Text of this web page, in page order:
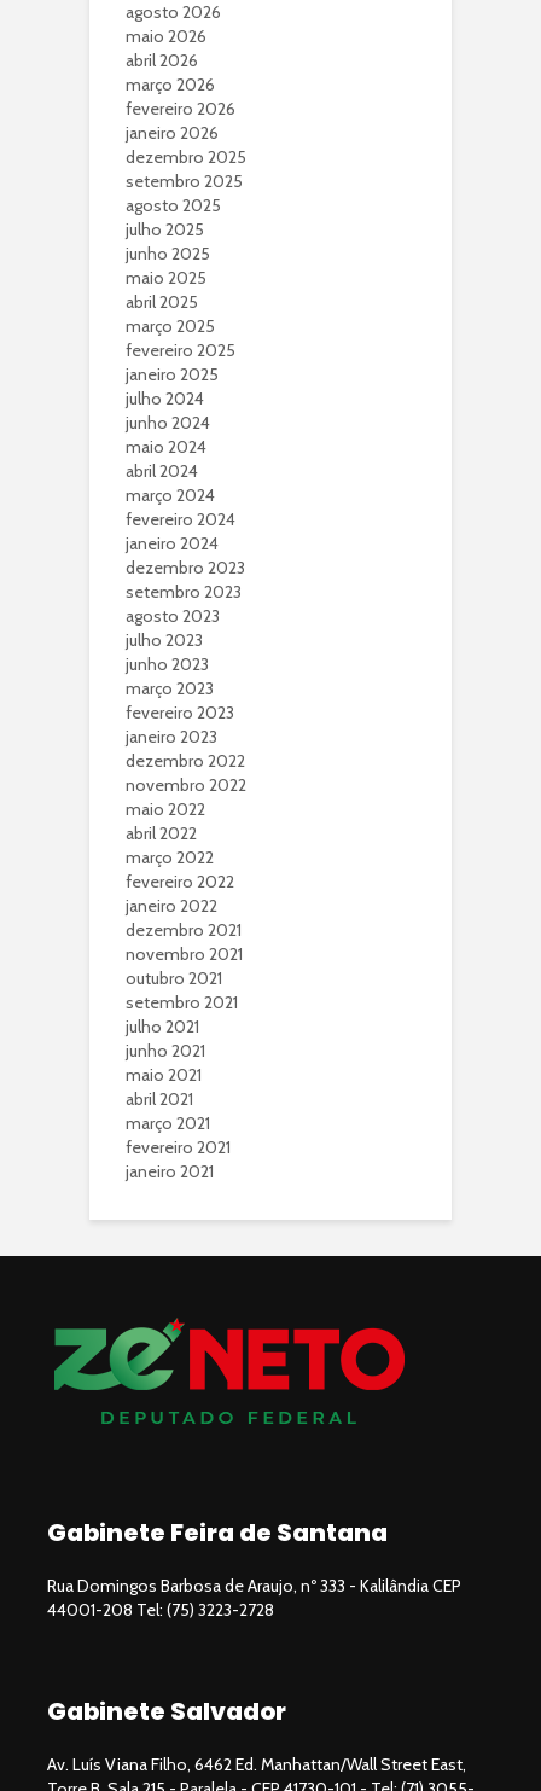
agosto 2026
maio 2026
abril 2026
março 2026
fevereiro 2026
janeiro 2026
dezembro 2025
setembro 2025
agosto 2025
julho 2025
junho 2025
maio 2025
abril 2025
março 2025
fevereiro 2025
janeiro 2025
julho 2024
junho 2024
maio 2024
abril 2024
março 2024
fevereiro 2024
janeiro 2024
dezembro 2023
setembro 2023
agosto 2023
julho 2023
junho 2023
março 2023
fevereiro 2023
janeiro 2023
dezembro 2022
novembro 2022
maio 2022
abril 2022
março 2022
fevereiro 2022
janeiro 2022
dezembro 2021
novembro 2021
outubro 2021
setembro 2021
julho 2021
junho 2021
maio 2021
abril 2021
março 2021
fevereiro 2021
janeiro 2021
Gabinete Feira de Santana
Rua Domingos Barbosa de Araujo, nº 333 - Kalilândia CEP
44001-208 Tel: (75) 3223-2728
Gabinete Salvador
Av. Luís Viana Filho, 6462 Ed. Manhattan/Wall Street East,